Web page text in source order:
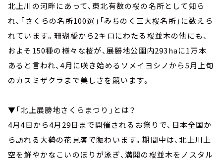
北上川の河畔にあって、東北有数の桜の名所として知ら
れ、「さくらの名所100選」「みちのく三大桜名所」に数えら
れています。珊瑚橋から2キロにわたる桜並木の他にも、
およそ150種の様々な桜が、展勝地公園内293haに1万本
あると言われ、4月に咲き始めるソメイヨシノから5月上旬
のカスミザクラまで美しさを競います。
▼「北上展勝地さくらまつり」とは？
4月4日から4月29日まで開催されるお祭りで、日本全国か
ら訪れる大勢の花見客で賑わいます。期間中は、北上川上
空を鮮やかなこいのぼりが泳ぎ、満開の桜並木をノスタル